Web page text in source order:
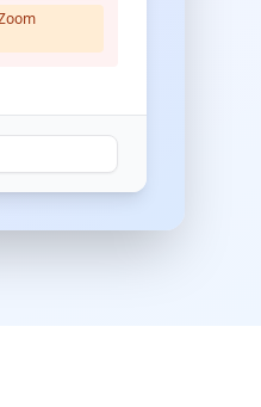
pas
pour